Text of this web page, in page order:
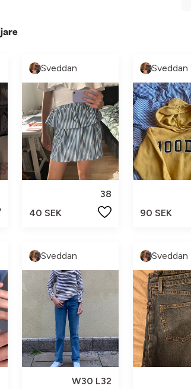
Sveddan
38
40 SEK
Sveddan
90 SEK
Sveddan
W30 L32
Sveddan